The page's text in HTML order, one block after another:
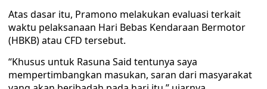
Atas dasar itu, Pramono melakukan evaluasi terkait
waktu pelaksanaan Hari Bebas Kendaraan Bermotor
(HBKB) atau CFD tersebut.
“Khusus untuk Rasuna Said tentunya saya
mempertimbangkan masukan, saran dari masyarakat